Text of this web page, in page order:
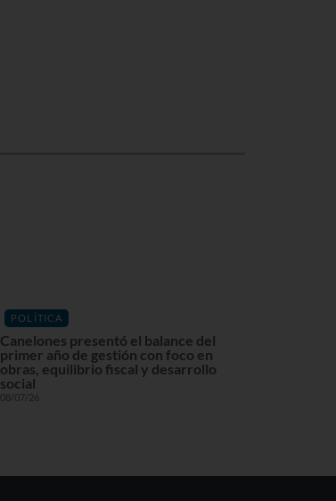
POLÍTICA
Canelones presentó el balance del
primer año de gestión con foco en
obras, equilibrio fiscal y desarrollo
social
08/07/26